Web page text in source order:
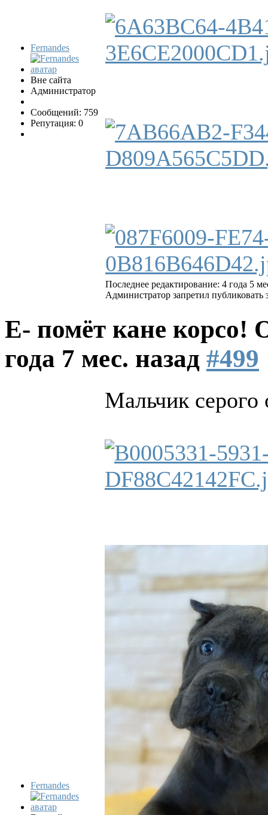
Fernandes
Вне сайта
Администратор
Сообщений: 759
Репутация: 0
Последнее редактирование: 4 года 5
Администратор запретил публиковать
Е- помёт кане корсо!
года 7 мес. назад #499
Fernandes
Мальчик серого